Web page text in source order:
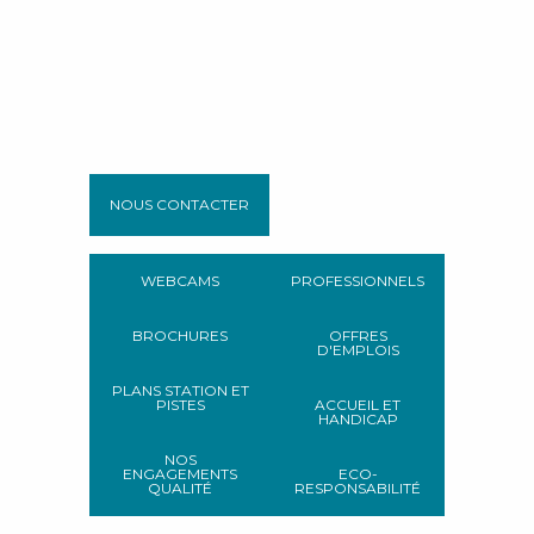
NOUS CONTACTER
WEBCAMS
BROCHURES
PLANS STATION ET
PISTES
NOS
ENGAGEMENTS
QUALITÉ
PROFESSIONNELS
OFFRES
D'EMPLOIS
ACCUEIL ET
HANDICAP
ECO-
RESPONSABILITÉ